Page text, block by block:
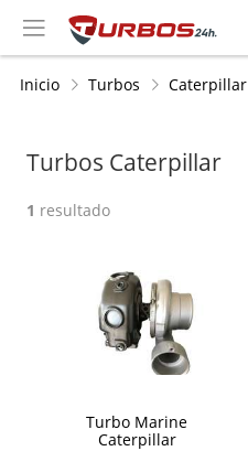
Inicio Turbos Caterpillar
Turbos Caterpillar
1 resultado
Turbo Marine
Caterpillar